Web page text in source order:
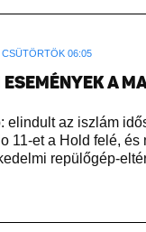
CSÜTÖRTÖK 06:05
A
elindult az iszlám
11-et a Hold felé, és
repülőgép-